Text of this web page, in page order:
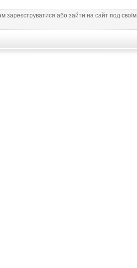
зареєструватися або зайти на сайт под своїм